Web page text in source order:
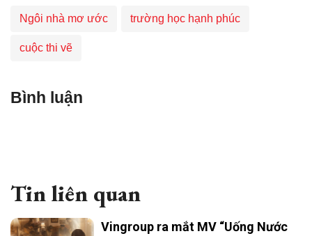
Ngôi nhà mơ ước trường học hạnh phúc
cuộc thi vẽ
Bình luận
Tin liên quan
Vingroup ra mắt MV “Uống Nước